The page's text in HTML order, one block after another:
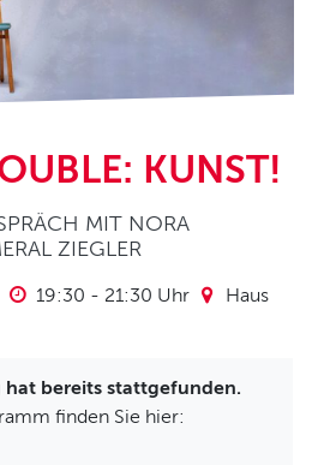
KUNST!
MIT NORA
ZIEGLER
19:30 - 21:30 Uhr
Haus
hat bereits stattgefunden.
finden Sie hier: